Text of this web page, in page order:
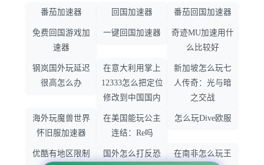
番茄加速器 回国加速器 番茄回国加速器
免费回国游戏加
速器
一键回国加速器
奇迹MU加速用什
么比较好
钢岚国外玩延迟
很高怎么办
在意大利用掌上
12333怎么把定位
修改到中国国内
新加坡怎么玩七
人传奇：光与暗
之交战
海外玩魔兽世界
怀旧服加速器
在美国能玩公主
连结：Re吗
怎么玩Dive欧服
优酷有地区限制
国外怎么打反恐
在南非怎么玩王